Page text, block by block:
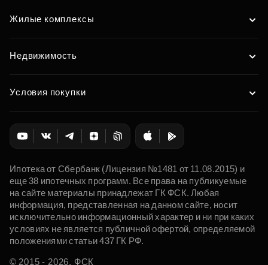
Жилые комплексы
Недвижимость
Условия покупки
Ипотека от Сбербанк (Лицензия №1481 от 11.08.2015) и
еще 38 ипотечных программ. Все права на публикуемые
на сайте материалы принадлежат ГК ФСК. Любая
информация, представленная на данном сайте, носит
исключительно информационный характер и ни при каких
условиях не является публичной офертой, определяемой
положениями статьи 437 ГК РФ.
© 2015 - 2026. ФСК